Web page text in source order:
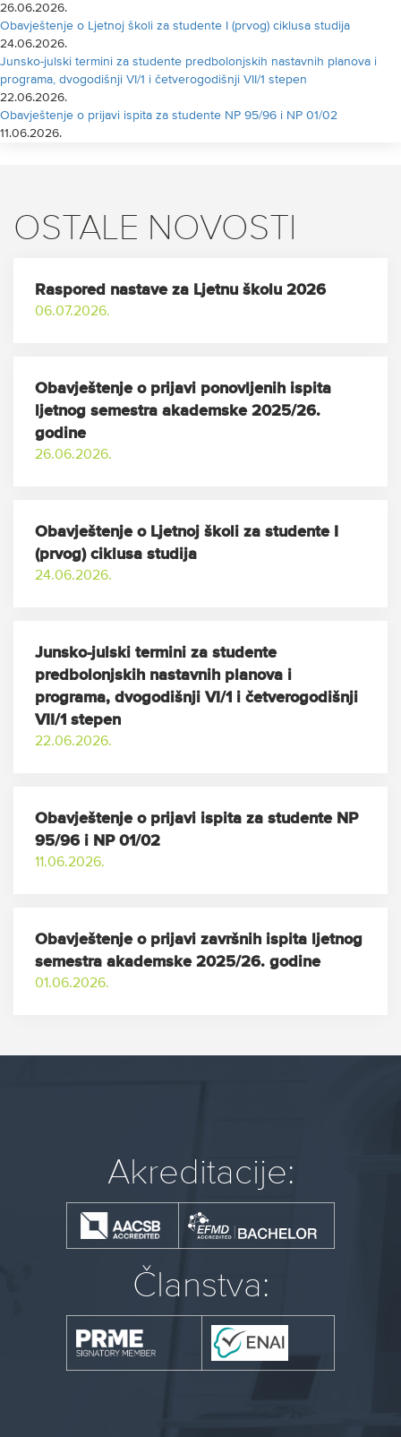
26.06.2026.
Obavještenje o Ljetnoj školi za studente I (prvog) ciklusa studija
24.06.2026.
Junsko-julski termini za studente predbolonjskih nastavnih planova i
programa, dvogodišnji VI/1 i četverogodišnji VII/1 stepen
22.06.2026.
Obavještenje o prijavi ispita za studente NP 95/96 i NP 01/02
11.06.2026.
OSTALE NOVOSTI
Raspored nastave za Ljetnu školu 2026
06.07.2026.
Obavještenje o prijavi ponovljenih ispita
ljetnog semestra akademske 2025/26.
godine
26.06.2026.
Obavještenje o Ljetnoj školi za studente I
(prvog) ciklusa studija
24.06.2026.
Junsko-julski termini za studente
predbolonjskih nastavnih planova i
programa, dvogodišnji VI/1 i četverogodišnji
VII/1 stepen
22.06.2026.
Obavještenje o prijavi ispita za studente NP
95/96 i NP 01/02
11.06.2026.
Obavještenje o prijavi završnih ispita ljetnog
semestra akademske 2025/26. godine
01.06.2026.
Akreditacije:
Članstva: